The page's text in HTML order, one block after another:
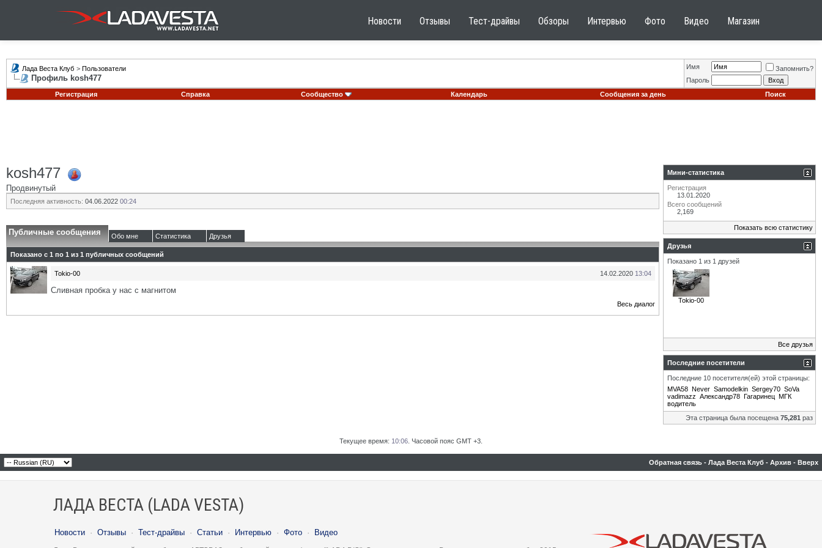
Новости Отзывы Тест-драйвы Обзоры Интервью Фото Видео Магазин
Лада Веста Клуб > Пользователи
Профиль kosh477
Имя
Запомнить?
Пароль
Регистрация
Справка Сообщество Календарь Сообщения за день Поиск
kosh477
Продвинутый
Последняя активность: 04.06.2022 00:24
Публичные сообщения Обо мне Статистика Друзья
Показано с 1 по 1 из 1 публичных сообщений
14.02.2020 13:04
Tokio-00
Сливная пробка у нас с магнитом
Весь диалог
Мини-статистика
Регистрация
13.01.2020
Всего сообщений
2,169
Показать всю статистику
Друзья
Показано 1 из 1 друзей
Tokio-00
Все друзья
Последние посетители
Последние 10 посетителя(ей) этой страницы:
MVA58 Never Samodelkin Sergey70 SoVa
vadimazz Александр78 Гагаринец МГК
водитель
Эта страница была посещена 75,281 раз
Текущее время: 10:06 . Часовой пояс GMT +3.
Обратная связь - Лада Веста Клуб - Архив - Вверх
ЛАДА ВЕСТА (LADA VESTA)
Новости · Отзывы · Тест-драйвы · Статьи · Интервью · Фото · Видео